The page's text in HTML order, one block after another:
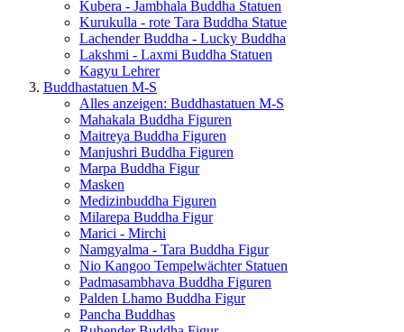
Kubera - Jambhala Buddha Statuen
Kurukulla - rote Tara Buddha Statue
Lachender Buddha - Lucky Buddha
Lakshmi - Laxmi Buddha Statuen
Kagyu Lehrer
Buddhastatuen M-S
Alles anzeigen: Buddhastatuen M-S
Mahakala Buddha Figuren
Maitreya Buddha Figuren
Manjushri Buddha Figuren
Marpa Buddha Figur
Masken
Medizinbuddha Figuren
Milarepa Buddha Figur
Marici - Mirchi
Namgyalma - Tara Buddha Figur
Nio Kangoo Tempelwächter Statuen
Padmasambhava Buddha Figuren
Palden Lhamo Buddha Figur
Pancha Buddhas